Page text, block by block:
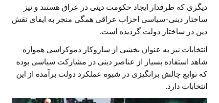
دیگری که طرفدار ایجاد حکومت دینی در عراق هستند و نیز
ساختار دینی-سیاسی احزاب عراقی همگی منجر به ایفای نقش
دین در ساختار دولت گردیده است.
انتخابات نیز به عنوان بخشی از سازوکار دموکراسی همواره
شاهد استفاده بسیار از عناصر دینی در مشارکت سیاسی بوده
که توابع چالش برانگیزی در شیوه عملکرد دولت برآمده از این
انتخابات دارد.